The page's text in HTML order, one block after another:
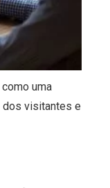
uma
dos visitantes e